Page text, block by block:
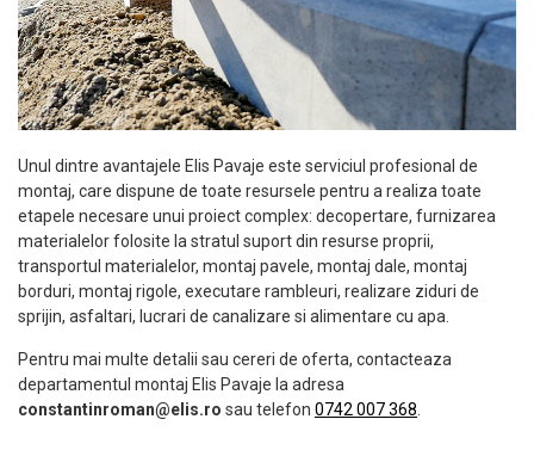
Unul dintre avantajele Elis Pavaje este serviciul profesional de
montaj, care dispune de toate resursele pentru a realiza toate
etapele necesare unui proiect complex: decopertare, furnizarea
materialelor folosite la stratul suport din resurse proprii,
transportul materialelor, montaj pavele, montaj dale, montaj
borduri, montaj rigole, executare rambleuri, realizare ziduri de
sprijin, asfaltari, lucrari de canalizare si alimentare cu apa.
Pentru mai multe detalii sau cereri de oferta, contacteaza
departamentul montaj Elis Pavaje la adresa
constantinroman@elis.ro sau telefon 0742 007 368